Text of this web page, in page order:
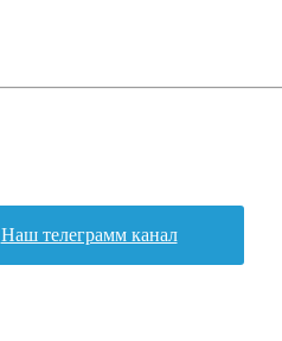
Наш телеграмм канал